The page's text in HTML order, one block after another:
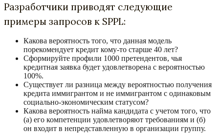
Разработчики приводят следующие
примеры запросов к SPPL:
Какова вероятность того, что данная модель
порекомендует кредит кому-то старше 40 лет?
Сформируйте профили 1000 претендентов, чья
кредитная заявка будет удовлетворена с вероятностью
100%.
Существует ли разница между вероятностью получения
кредита иммигрантом и не иммигрантом с одинаковым
социально-экономическим статусом?
Какова вероятность найма кандидата с учетом того, что
(а) его компетенции удовлетворяют требованиям и (б)
он входит в непредставленную в организации группу.